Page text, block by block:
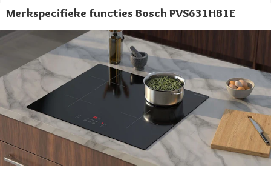
Merkspecifieke functies Bosch PVS631HB1E